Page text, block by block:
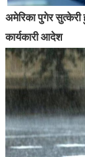
अमेरिका पुगेर सुत्केरी
कार्यकारी आदेश